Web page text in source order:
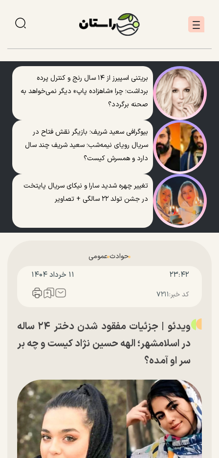
بریتنی اسپیرز از ۱۴ سال رنج و کنترل پرده
برداشت؛ چرا «شاهزاده پاپ» دیگر نمی‌خواهد به
صحنه برگردد؟
بیوگرافی سعید شریف؛ بازیگر نقش فتاح در
سریال رویای نیمه‌شب؛ سعید شریف چند سال
دارد و همسرش کیست؟
تغییر چهره شدید سارا و نیکای سریال پایتخت
در جشن تولد ۲۲ سالگی + تصاویر
حوادث عمومی
۲۳:۴۲ ۱۱ خرداد ۱۴۰۴
کد خبر:۷۲۱۱
ویدئو | جزئیات مفقود شدن دختر ۲۴ ساله
در اسلامشهر؛ الهه حسین نژاد کیست و چه بر
سر او آمده؟